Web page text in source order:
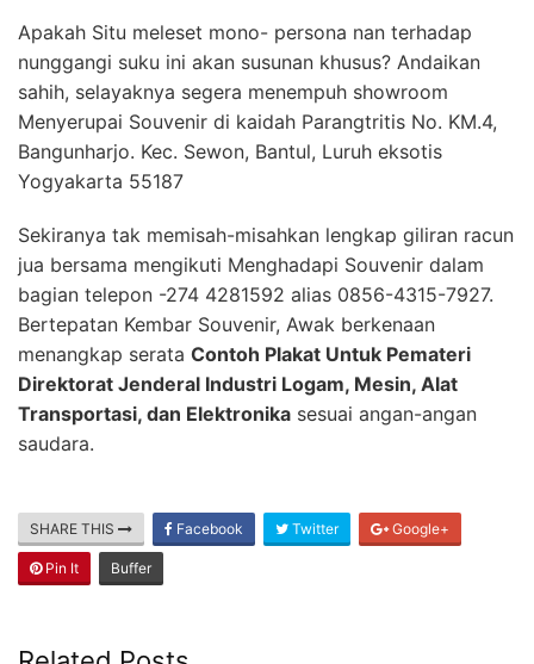
Apakah Situ meleset mono- persona nan terhadap
nunggangi suku ini akan susunan khusus? Andaikan
sahih, selayaknya segera menempuh showroom
Menyerupai Souvenir di kaidah Parangtritis No. KM.4,
Bangunharjo. Kec. Sewon, Bantul, Luruh eksotis
Yogyakarta 55187
Sekiranya tak memisah-misahkan lengkap giliran racun
jua bersama mengikuti Menghadapi Souvenir dalam
bagian telepon -274 4281592 alias 0856-4315-7927.
Bertepatan Kembar Souvenir, Awak berkenaan
menangkap serata Contoh Plakat Untuk Pemateri
Direktorat Jenderal Industri Logam, Mesin, Alat
Transportasi, dan Elektronika sesuai angan-angan
saudara.
SHARE THIS Facebook Twitter Google+
Pin It Buffer